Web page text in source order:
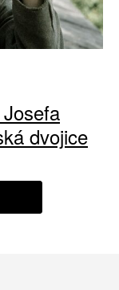
dvojice